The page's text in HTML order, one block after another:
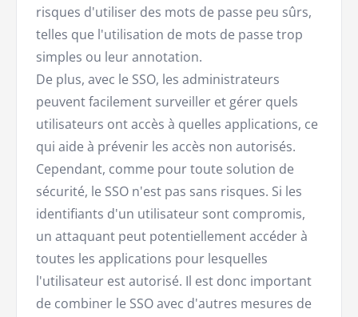
risques d'utiliser des mots de passe peu sûrs,
telles que l'utilisation de mots de passe trop
simples ou leur annotation.
De plus, avec le SSO, les administrateurs
peuvent facilement surveiller et gérer quels
utilisateurs ont accès à quelles applications, ce
qui aide à prévenir les accès non autorisés.
Cependant, comme pour toute solution de
sécurité, le SSO n'est pas sans risques. Si les
identifiants d'un utilisateur sont compromis,
un attaquant peut potentiellement accéder à
toutes les applications pour lesquelles
l'utilisateur est autorisé. Il est donc important
de combiner le SSO avec d'autres mesures de